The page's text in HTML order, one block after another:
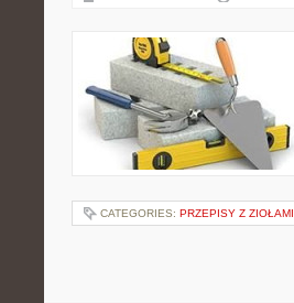
CATEGORIES: PRZEPISY Z ZIOŁAMI